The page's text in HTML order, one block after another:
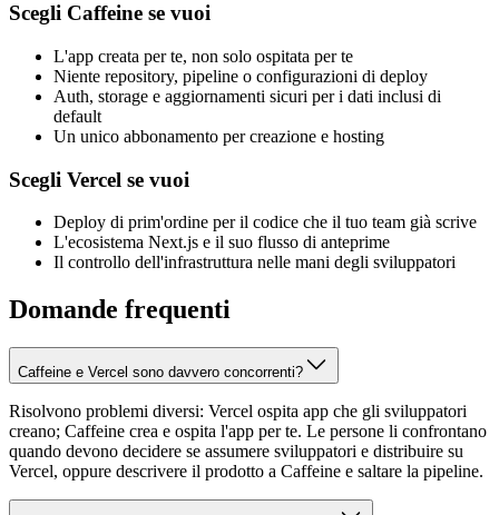
Scegli Caffeine se vuoi
L'app creata per te, non solo ospitata per te
Niente repository, pipeline o configurazioni di deploy
Auth, storage e aggiornamenti sicuri per i dati inclusi di
default
Un unico abbonamento per creazione e hosting
Scegli Vercel se vuoi
Deploy di prim'ordine per il codice che il tuo team già scrive
L'ecosistema Next.js e il suo flusso di anteprime
Il controllo dell'infrastruttura nelle mani degli sviluppatori
Domande frequenti
Caffeine e Vercel sono davvero concorrenti?
Risolvono problemi diversi: Vercel ospita app che gli sviluppatori
creano; Caffeine crea e ospita l'app per te. Le persone li confrontano
quando devono decidere se assumere sviluppatori e distribuire su
Vercel, oppure descrivere il prodotto a Caffeine e saltare la pipeline.